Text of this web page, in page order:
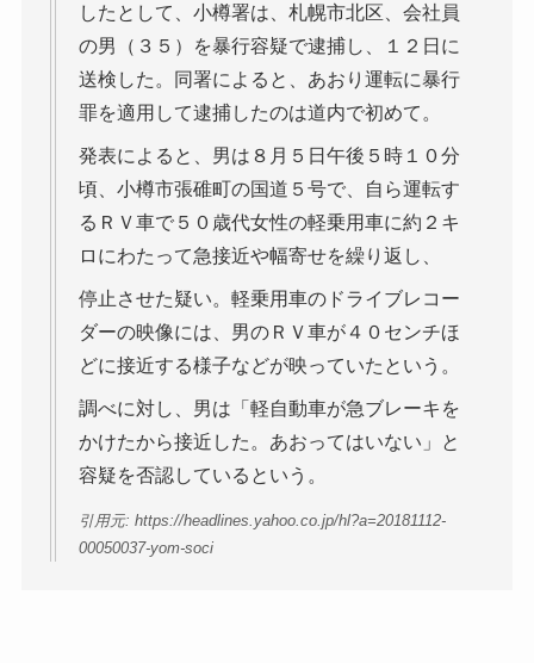
したとして、小樽署は、札幌市北区、会社員
の男（３５）を暴行容疑で逮捕し、１２日に
送検した。同署によると、あおり運転に暴行
罪を適用して逮捕したのは道内で初めて。
発表によると、男は８月５日午後５時１０分
頃、小樽市張碓町の国道５号で、自ら運転す
るＲＶ車で５０歳代女性の軽乗用車に約２キ
ロにわたって急接近や幅寄せを繰り返し、
停止させた疑い。軽乗用車のドライブレコー
ダーの映像には、男のＲＶ車が４０センチほ
どに接近する様子などが映っていたという。
調べに対し、男は「軽自動車が急ブレーキを
かけたから接近した。あおってはいない」と
容疑を否認しているという。
引用元: https://headlines.yahoo.co.jp/hl?a=20181112-
00050037-yom-soci